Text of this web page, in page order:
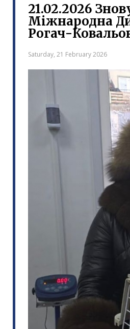
21.02.2026
Міжнародна
Рогач-
Saturday, 21 February 2026